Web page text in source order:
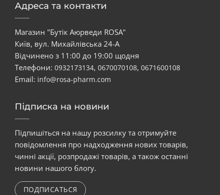
Адреса та контакти
Магазин "Бутік Аюрведи ROSA"
Київ, вул. Михайлівська 24-А
Відчинено з 11:00 до 19:00 щодня
Телефони: 0932173134, 0670070108, 0671600108
Email: info@rosa-pharm.com
Підписка на новини
Підпишіться на нашу розсилку та отримуйте
повідомлення про надходження нових товарів,
чинні акції, розпродажі товарів, а також останні
новини нашого блогу.
ПОДПИСАТЬСЯ